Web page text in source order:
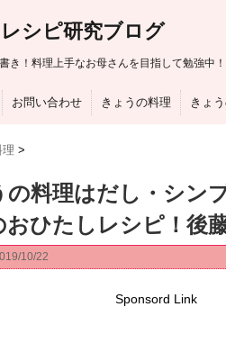
シピ研究ブログ
き！料理上手なお母さんを目指して勉強中！
お問い合わせ きょうの料理 きょ
理 >
の料理はだし・シン
おひたしレシピ！後
10/22
Sponsord Link